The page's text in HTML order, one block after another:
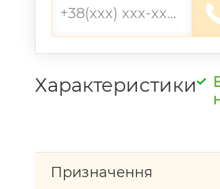
Характеристики
Призначення